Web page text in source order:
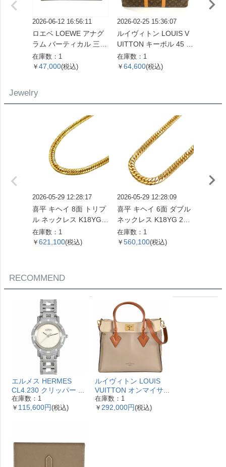
2026-06-12 16:56:11
ロエベ LOEWE アナグ
ラム バーティカル 三つ
折り財布 ベージュ シル
バー金具【中古】
在庫数：1
￥ 47,000(税込)
2026-02-25 15:36:07
ルイヴィトン LOUIS V
UITTON キーポル 45 ボ
ストンバッグ モノグラ
ム キャンバス M41428
在庫数：1
￥ 64,600(税込)
Jewelry
2026-05-29 12:28:17
喜平 キヘイ 8面 トリプ
ル ネックレス K18YG 2
4.5g 60cm【中古】
在庫数：1
￥ 621,100(税込)
2026-05-29 12:28:09
喜平 キヘイ 6面 ダブル
ネックレス K18YG 22.2
g 55cm【中古】
在庫数：1
￥ 560,100(税込)
RECOMMEND
エルメス HERMES
CL4.230 クリッパー ナ
クレ 腕時計 シェル文字
盤 ベゼル12Pダイヤ レ
在庫数：1
￥ 115,600円(税込)
ルイヴィトン LOUIS
VUITTON オンマイサ
イドMM ハンドバッグ
2WAY レザー M53825
在庫数：1
￥ 292,000円(税込)